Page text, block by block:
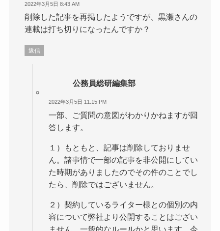
2022年3月5日 8:43 AM
削除した記事を再掲したようですが、黒瀬さんの
連載は打ち切りになったんですか？
返信
公務員総研編集部
2022年3月5日 11:15 PM
一部、ご質問の意図がわかりかねますが回
答します。
１）もともと、記事は削除しておりませ
ん。諸事情で一部の記事を非公開にしてい
た時期がありましたのでその件のことでし
たら、削除ではございません。
２）契約しているライター様との個別の内
容について弊社より公開することはござい
ません。一般的なルールかと思います。今